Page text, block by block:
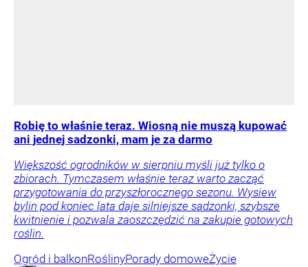
Robię to właśnie teraz. Wiosną nie muszą kupować
ani jednej sadzonki, mam je za darmo
Większość ogrodników w sierpniu myśli już tylko o
zbiorach. Tymczasem właśnie teraz warto zacząć
przygotowania do przyszłorocznego sezonu. Wysiew
bylin pod koniec lata daje silniejsze sadzonki, szybsze
kwitnienie i pozwala zaoszczędzić na zakupie gotowych
roślin.
Ogród i balkonRoślinyPorady domoweŻycie